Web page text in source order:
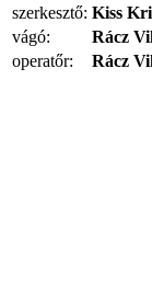
szerkesztő: Kiss
vágó:
Rácz
operatőr:
Rácz